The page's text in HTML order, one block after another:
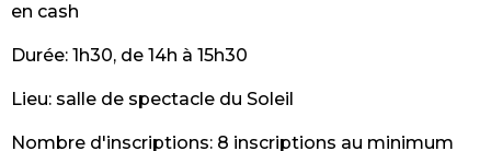
en cash
Durée: 1h30, de 14h à 15h30
Lieu: salle de spectacle du Soleil
Nombre d'inscriptions: 8 inscriptions au minimum